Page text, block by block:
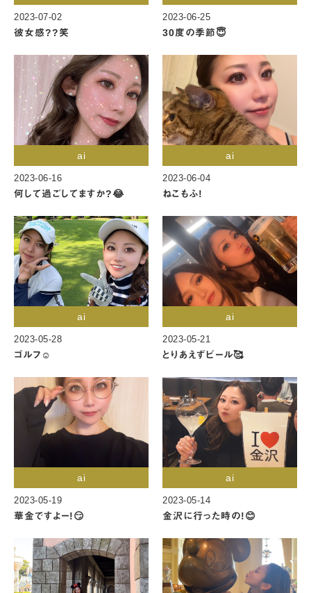
2023-07-02
彼女感??笑
2023-06-25
30度の季節😇
ai
2023-06-16
何して過ごしてますか?😂
ai
2023-06-04
ねこもふ!
ai
2023-05-28
ゴルフ☺️
ai
2023-05-21
とりあえずビール🥰
ai
2023-05-19
華金ですよー!😏
ai
2023-05-14
金沢に行った時の!😊